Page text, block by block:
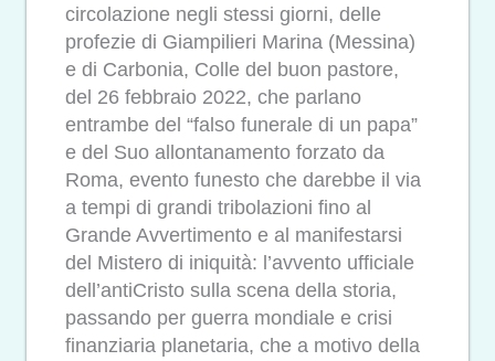
circolazione negli stessi giorni, delle
profezie di Giampilieri Marina (Messina)
e di Carbonia, Colle del buon pastore,
del 26 febbraio 2022, che parlano
entrambe del “falso funerale di un papa”
e del Suo allontanamento forzato da
Roma, evento funesto che darebbe il via
a tempi di grandi tribolazioni fino al
Grande Avvertimento e al manifestarsi
del Mistero di iniquità: l’avvento ufficiale
dell’antiCristo sulla scena della storia,
passando per guerra mondiale e crisi
finanziaria planetaria, che a motivo della